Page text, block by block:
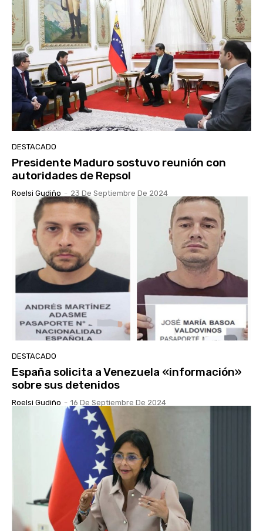
DESTACADO
Presidente Maduro sostuvo reunión con
autoridades de Repsol
Roelsi Gudiño - 23 De Septiembre De 2024
DESTACADO
España solicita a Venezuela «información»
sobre sus detenidos
Roelsi Gudiño - 16 De Septiembre De 2024